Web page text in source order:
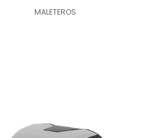
MALETEROS